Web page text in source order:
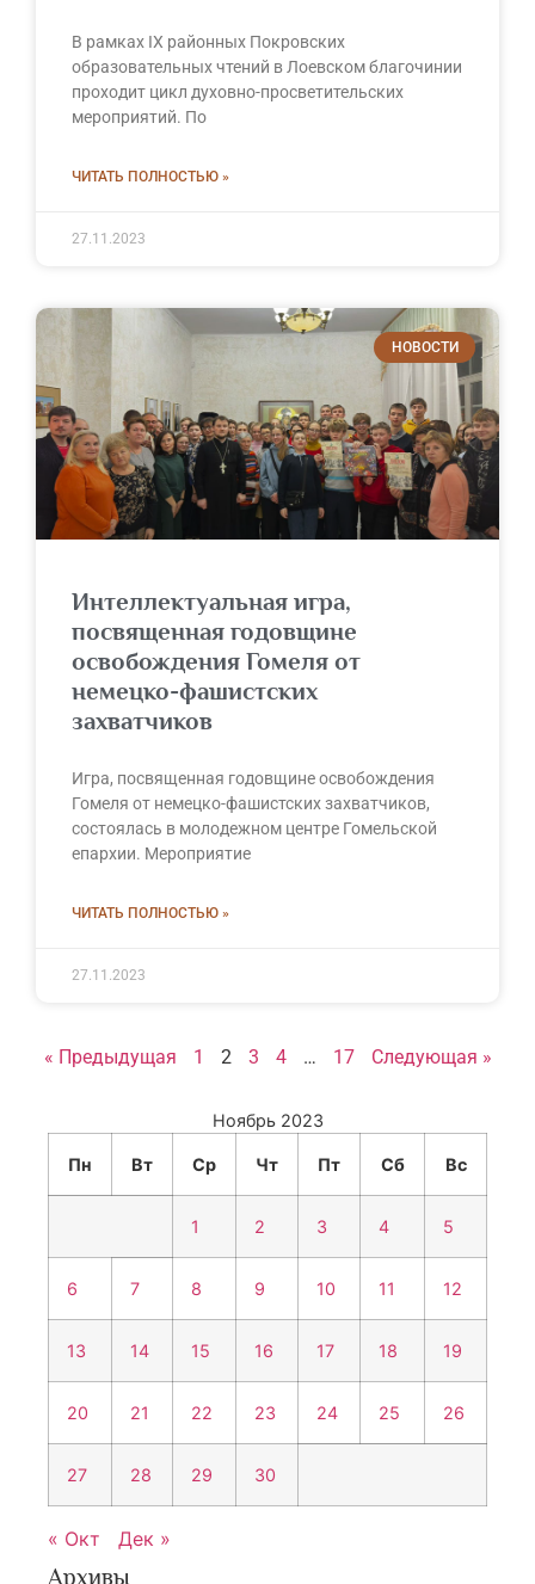
В рамках IX районных Покровских
образовательных чтений в Лоевском благочинии
проходит цикл духовно-просветительских
мероприятий. По
ЧИТАТЬ ПОЛНОСТЬЮ »
27.11.2023
НОВОСТИ
Интеллектуальная игра,
посвященная годовщине
освобождения Гомеля от
немецко-фашистских
захватчиков
Игра, посвященная годовщине освобождения
Гомеля от немецко-фашистских захватчиков,
состоялась в молодежном центре Гомельской
епархии. Мероприятие
ЧИТАТЬ ПОЛНОСТЬЮ »
27.11.2023
« Предыдущая 1 2 3 4 … 17 Следующая »
Ноябрь 2023
Пн Вт Ср Чт Пт Сб Вс
1 2 3 4 5
6 7 8 9 10 11 12
13 14 15 16 17 18 19
20 21 22 23 24 25 26
27 28 29 30
« Окт Дек »
Архивы